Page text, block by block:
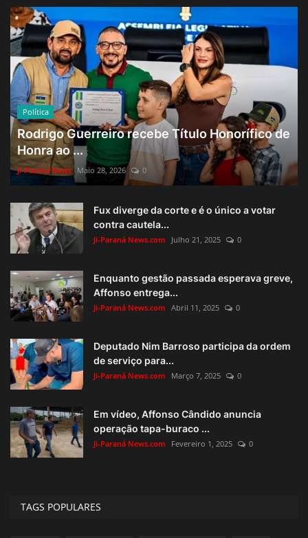
Política
Rodrigo Guerreiro recebe Título Honorífico de
Honra ao ...
Ji-Paraná News Maio 28, 2026 0
Fux diverge da corte e é o único a votar
contra cautela...
Ji-Paraná News.com Julho 21, 2025 0
Enquanto gestão passada esperava greve,
Affonso entrega...
Ji-Paraná News.com Abril 11, 2025 0
Deputado Nim Barroso participa da ordem
de serviço para...
Ji-Paraná News.com Março 7, 2025 0
Em vídeo, Affonso Cândido anuncia
operação tapa-buraco ...
Ji-Paraná News.com Fevereiro 1, 2025 0
TAGS POPULARES